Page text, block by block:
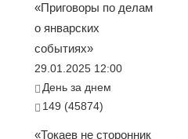
«Приговоры по делам
о январских
событиях»
29.01.2025 12:00
День за днем
149 (45874)
«Токаев не сторонник